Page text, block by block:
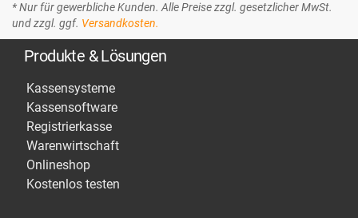
* Nur für gewerbliche Kunden. Alle Preise zzgl. gesetzlicher MwSt.
und zzgl. ggf. Versandkosten.
Produkte & Lösungen
Kassensysteme
Kassensoftware
Registrierkasse
Warenwirtschaft
Onlineshop
Kostenlos testen